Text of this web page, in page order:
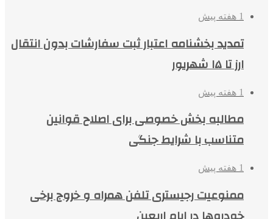
1 هفته پیش
تمدید بخشنامه اعتبار ثبت سفارشات بدون انتقال
ارز تا ۱۵ شهریور
1 هفته پیش
مطالبه بخش خصوصی برای اصلاح قوانین
متناسب با شرایط جنگی
1 هفته پیش
ممنوعیت رجیستری تلفن همراه و خروج برخی